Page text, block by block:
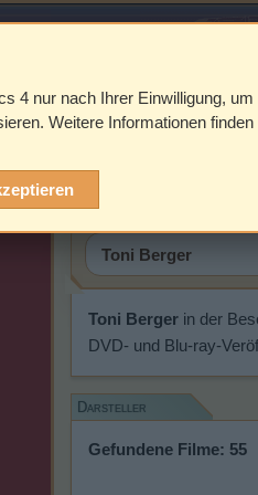
Toni
Toni Berger in der
DVD- und Blu-ray-
Darsteller
Gefundene Filme: 55
4 nur nach Ihrer Einwilligung,
Weitere Informationen finden